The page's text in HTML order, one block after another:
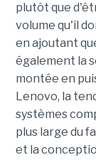
plutôt que
volume qu'il
en ajoutant
également la
montée en
Lenovo, la
systèmes
plus large du
et la